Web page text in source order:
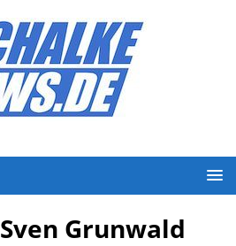
Sven Grunwald